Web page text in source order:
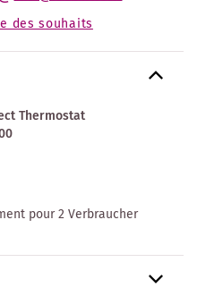
des souhaits
Thermostat
pour 2 Verbraucher